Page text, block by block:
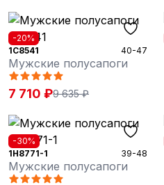
-20%
1C8541
40-47
Мужские полусапоги
7 710 ₽9 635 ₽
-30%
1H8771-1
39-48
Мужские полусапоги